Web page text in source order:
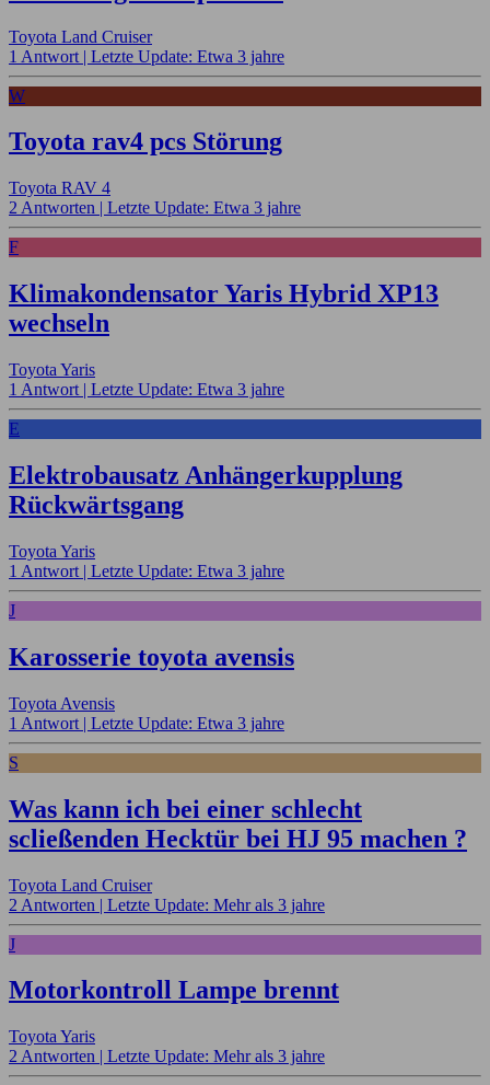
Toyota Land Cruiser
1 Antwort | Letzte Update: Etwa 3 jahre
W
Toyota rav4 pcs Störung
Toyota RAV 4
2 Antworten | Letzte Update: Etwa 3 jahre
F
Klimakondensator Yaris Hybrid XP13
wechseln
Toyota Yaris
1 Antwort | Letzte Update: Etwa 3 jahre
E
Elektrobausatz Anhängerkupplung
Rückwärtsgang
Toyota Yaris
1 Antwort | Letzte Update: Etwa 3 jahre
J
Karosserie toyota avensis
Toyota Avensis
1 Antwort | Letzte Update: Etwa 3 jahre
S
Was kann ich bei einer schlecht
scließenden Hecktür bei HJ 95 machen ?
Toyota Land Cruiser
2 Antworten | Letzte Update: Mehr als 3 jahre
J
Motorkontroll Lampe brennt
Toyota Yaris
2 Antworten | Letzte Update: Mehr als 3 jahre